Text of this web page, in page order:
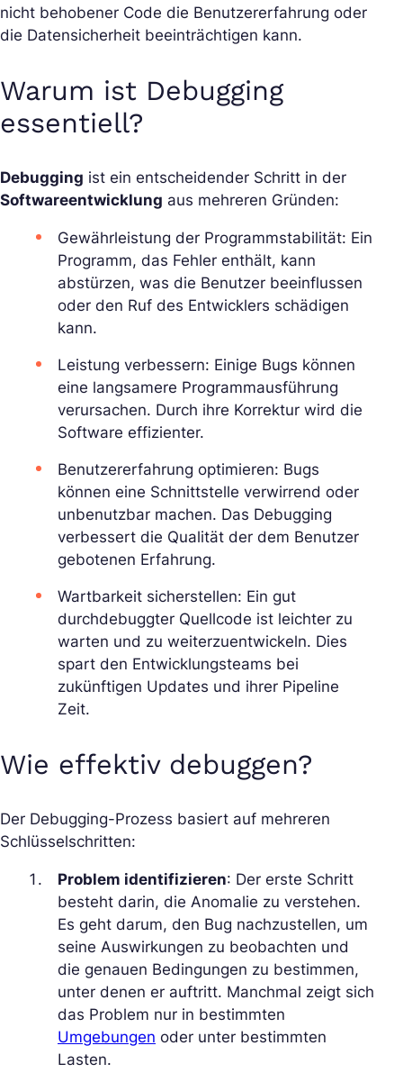
nicht behobener Code die Benutzererfahrung oder
die Datensicherheit beeinträchtigen kann.
Warum ist Debugging
essentiell?
Debugging ist ein entscheidender Schritt in der
Softwareentwicklung aus mehreren Gründen:
Gewährleistung der Programmstabilität: Ein
Programm, das Fehler enthält, kann
abstürzen, was die Benutzer beeinflussen
oder den Ruf des Entwicklers schädigen
kann.
Leistung verbessern: Einige Bugs können
eine langsamere Programmausführung
verursachen. Durch ihre Korrektur wird die
Software effizienter.
Benutzererfahrung optimieren: Bugs
können eine Schnittstelle verwirrend oder
unbenutzbar machen. Das Debugging
verbessert die Qualität der dem Benutzer
gebotenen Erfahrung.
Wartbarkeit sicherstellen: Ein gut
durchdebuggter Quellcode ist leichter zu
warten und zu weiterzuentwickeln. Dies
spart den Entwicklungsteams bei
zukünftigen Updates und ihrer Pipeline
Zeit.
Wie effektiv debuggen?
Der Debugging-Prozess basiert auf mehreren
Schlüsselschritten:
Problem identifizieren: Der erste Schritt
besteht darin, die Anomalie zu verstehen.
Es geht darum, den Bug nachzustellen, um
seine Auswirkungen zu beobachten und
die genauen Bedingungen zu bestimmen,
unter denen er auftritt. Manchmal zeigt sich
das Problem nur in bestimmten
Umgebungen oder unter bestimmten
Lasten.